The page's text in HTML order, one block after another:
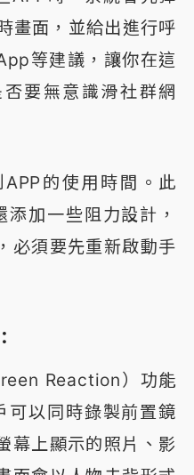
畫面，並給出進行呼
等建議，讓你在這
要無意識滑社群網
的使用時間。此
加一些阻力設計，
必須要先重新啟動手
Reaction）功能
可以同時錄製前置鏡
幕上顯示的照片、影